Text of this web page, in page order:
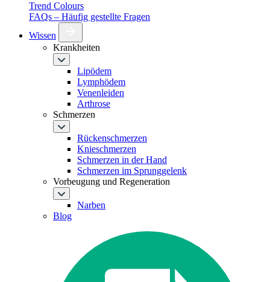
Trend Colours
FAQs – Häufig gestellte Fragen
Wissen
Krankheiten
Lipödem
Lymphödem
Venenleiden
Arthrose
Schmerzen
Rückenschmerzen
Knieschmerzen
Schmerzen in der Hand
Schmerzen im Sprunggelenk
Vorbeugung und Regeneration
Narben
Blog